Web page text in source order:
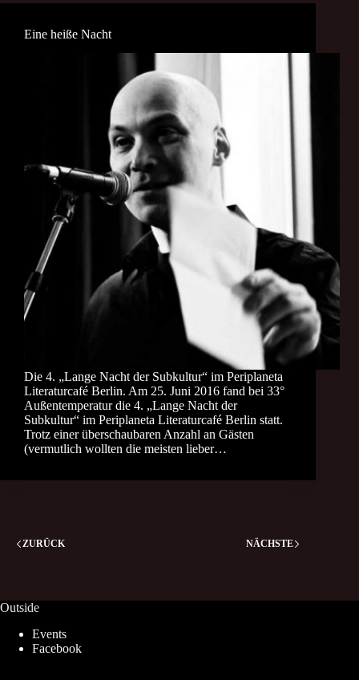
Eine heiße Nacht
Die 4. „Lange Nacht der Subkultur“ im Periplaneta
Literaturcafé Berlin. Am 25. Juni 2016 fand bei 33°
Außentemperatur die 4. „Lange Nacht der
Subkultur“ im Periplaneta Literaturcafé Berlin statt.
Trotz einer überschaubaren Anzahl an Gästen
(vermutlich wollten die meisten lieber…
ZURÜCK NÄCHSTE
Outside
Events
Facebook